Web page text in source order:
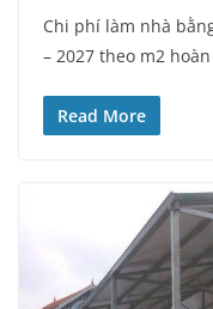
Chi phí làm nhà
– 2027 theo m2
Read More